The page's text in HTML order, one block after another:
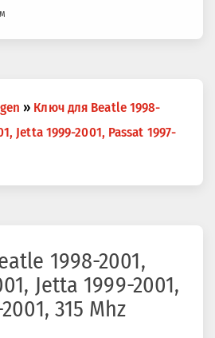
» Ключ для Beatle 1998-
Jetta 1999-2001, Passat 1997-
1998-2001,
Jetta 1999-2001,
315 Mhz